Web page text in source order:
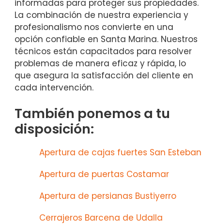
informadas para proteger sus propiedades.
La combinación de nuestra experiencia y
profesionalismo nos convierte en una
opción confiable en Santa Marina. Nuestros
técnicos están capacitados para resolver
problemas de manera eficaz y rápida, lo
que asegura la satisfacción del cliente en
cada intervención.
También ponemos a tu
disposición:
Apertura de cajas fuertes San Esteban
Apertura de puertas Costamar
Apertura de persianas Bustiyerro
Cerrajeros Barcena de Udalla